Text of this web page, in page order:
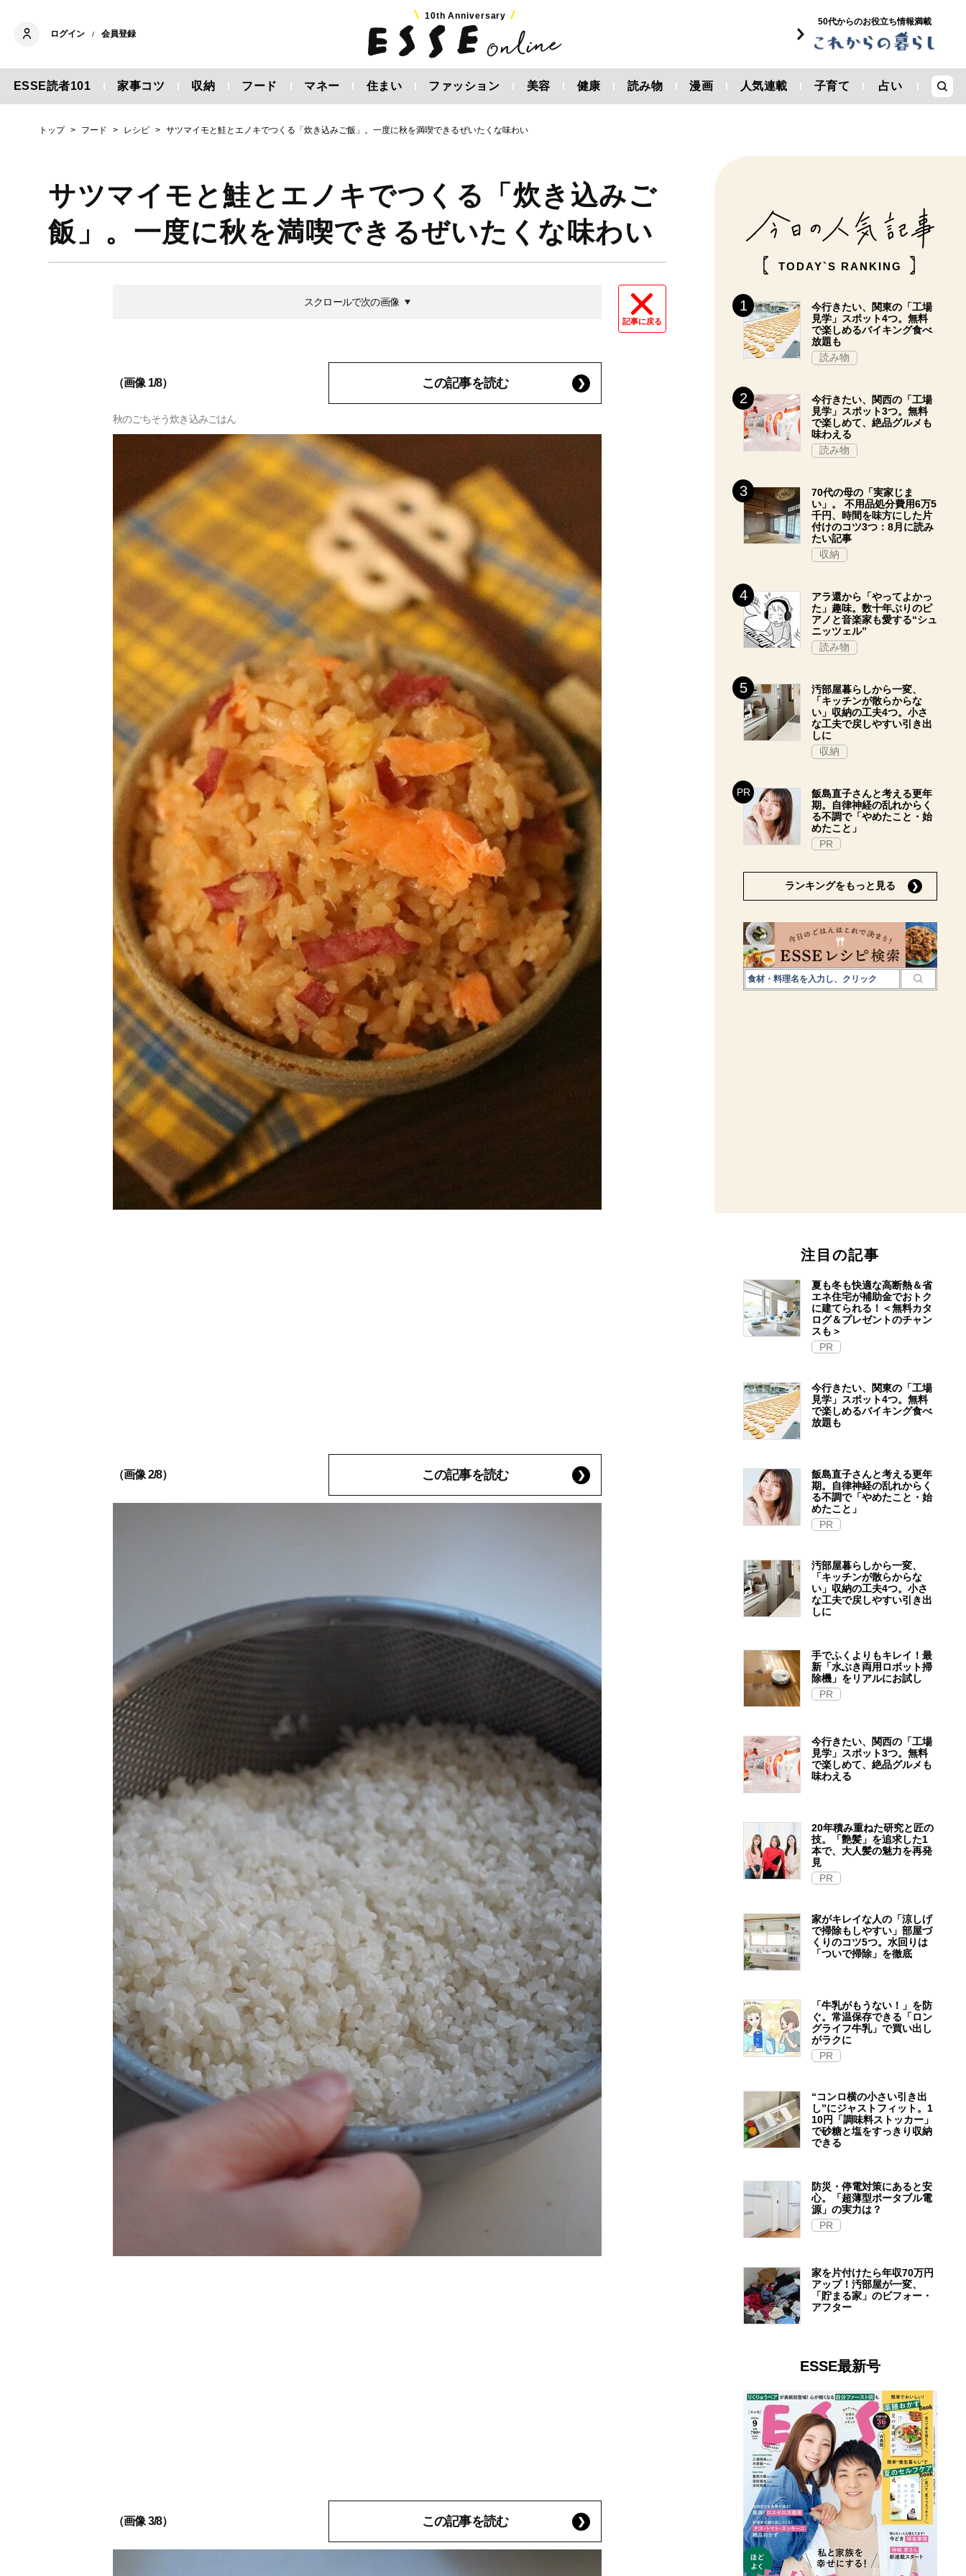
ログイン / 会員登録
10th Anniversary
50代からのお役立ち情報満載
ESSE読者101 家事コツ 収納 フード マネー 住まい ファッション 美容 健康 読み物 漫画 人気連載 子育て 占い
トップ フード レシピ サツマイモと鮭とエノキでつくる「炊き込みご飯」。一度に秋を満喫できるぜいたくな味わい
サツマイモと鮭とエノキでつくる「炊き込みご
飯」。一度に秋を満喫できるぜいたくな味わい
記事に戻る
スクロールで次の画像
（画像 1/8） この記事を読む
秋のごちそう炊き込みごはん
（画像 2/8） この記事を読む
（画像 3/8） この記事を読む
TODAY`S RANKING
今行きたい、関東の「工場
見学」スポット4つ。無料
で楽しめるバイキング食べ
放題も
読み物
今行きたい、関西の「工場
見学」スポット3つ。無料
で楽しめて、絶品グルメも
味わえる
読み物
70代の母の「実家じま
い」。 不用品処分費用6万5
千円、時間を味方にした片
付けのコツ3つ：8月に読み
たい記事
収納
アラ還から「やってよかっ
た」趣味。数十年ぶりのピ
アノと音楽家も愛する“シュ
ニッツェル”
読み物
汚部屋暮らしから一変、
「キッチンが散らからな
い」収納の工夫4つ。小さ
な工夫で戻しやすい引き出
しに
収納
飯島直子さんと考える更年
期。自律神経の乱れからく
る不調で「やめたこと・始
めたこと」
PR
ランキングをもっと見る
注目の記事
夏も冬も快適な高断熱＆省
エネ住宅が補助金でおトク
に建てられる！＜無料カタ
ログ＆プレゼントのチャン
スも＞
PR
今行きたい、関東の「工場
見学」スポット4つ。無料
で楽しめるバイキング食べ
放題も
飯島直子さんと考える更年
期。自律神経の乱れからく
る不調で「やめたこと・始
めたこと」
PR
汚部屋暮らしから一変、
「キッチンが散らからな
い」収納の工夫4つ。小さ
な工夫で戻しやすい引き出
しに
手でふくよりもキレイ！最
新「水ぶき両用ロボット掃
除機」をリアルにお試し
PR
今行きたい、関西の「工場
見学」スポット3つ。無料
で楽しめて、絶品グルメも
味わえる
20年積み重ねた研究と匠の
技。「艶髪」を追求した1
本で、大人髪の魅力を再発
見
PR
家がキレイな人の「涼しげ
で掃除もしやすい」部屋づ
くりのコツ5つ。水回りは
「ついで掃除」を徹底
「牛乳がもうない！」を防
ぐ。常温保存できる「ロン
グライフ牛乳」で買い出し
がラクに
PR
“コンロ横の小さい引き出
し”にジャストフィット。1
10円「調味料ストッカー」
で砂糖と塩をすっきり収納
できる
防災・停電対策にあると安
心。「超薄型ポータブル電
源」の実力は？​
PR
家を片付けたら年収70万円
アップ！汚部屋が一変、
「貯まる家」のビフォー・
アフター
ESSE最新号